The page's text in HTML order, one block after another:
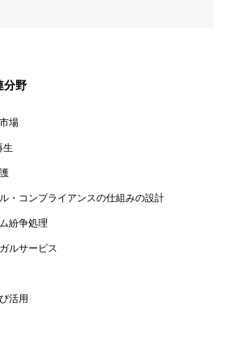
分野
場
生
・コンプライアンスの仕組みの設計
紛争処理
ルサービス
活用